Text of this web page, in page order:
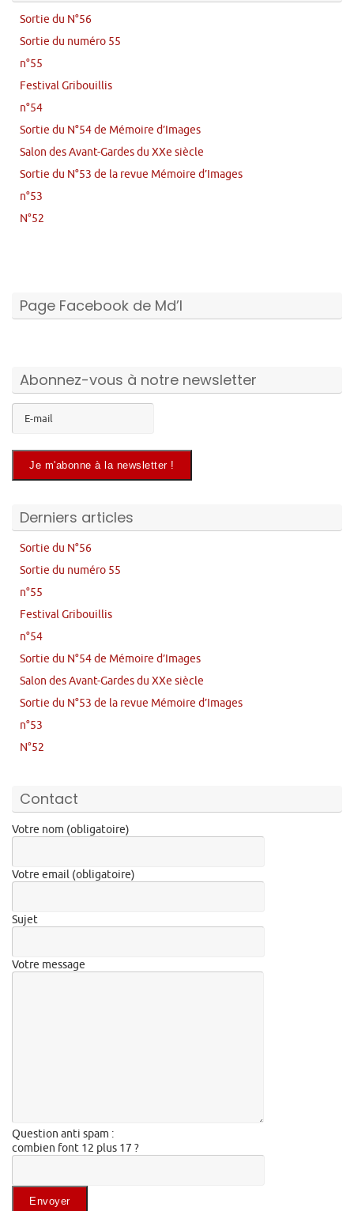
Sortie du N°56
Sortie du numéro 55
n°55
Festival Gribouillis
n°54
Sortie du N°54 de Mémoire d’Images
Salon des Avant-Gardes du XXe siècle
Sortie du N°53 de la revue Mémoire d’Images
n°53
N°52
Page Facebook de Md’I
Abonnez-vous à notre newsletter
Derniers articles
Sortie du N°56
Sortie du numéro 55
n°55
Festival Gribouillis
n°54
Sortie du N°54 de Mémoire d’Images
Salon des Avant-Gardes du XXe siècle
Sortie du N°53 de la revue Mémoire d’Images
n°53
N°52
Contact
Votre nom (obligatoire)
Votre email (obligatoire)
Sujet
Votre message
Question anti spam :
combien font 12 plus 17 ?